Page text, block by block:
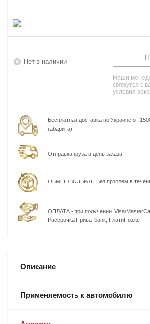
Нет в наличии
Наши
свяжутся с
условия
Бесплатная доставка по Украине от
габарита)
Отправка груза в день заказа
ОБМЕН/ВОЗВРАТ: Без проблем в
ОПЛАТА - при получении, Visa/
Рассрочка Приватбанк, ПлатиПозже
Описание
Применяемость к автомобилю